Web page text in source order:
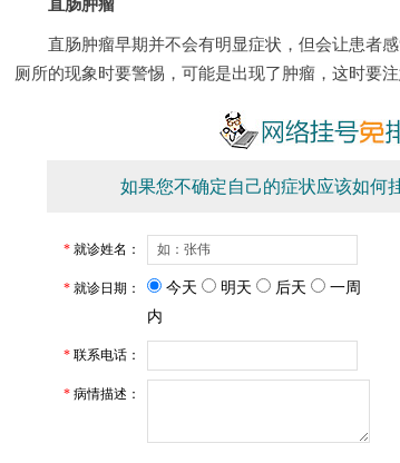
直肠肿瘤
直肠肿瘤早期并不会有明显症状，但会让患者感
厕所的现象时要警惕，可能是出现了肿瘤，这时要
如果您不确定自己的症状应该如何
*就诊姓名：
*就诊日期： 今天 明天 后天
一周
内
*联系电话：
*病情描述：